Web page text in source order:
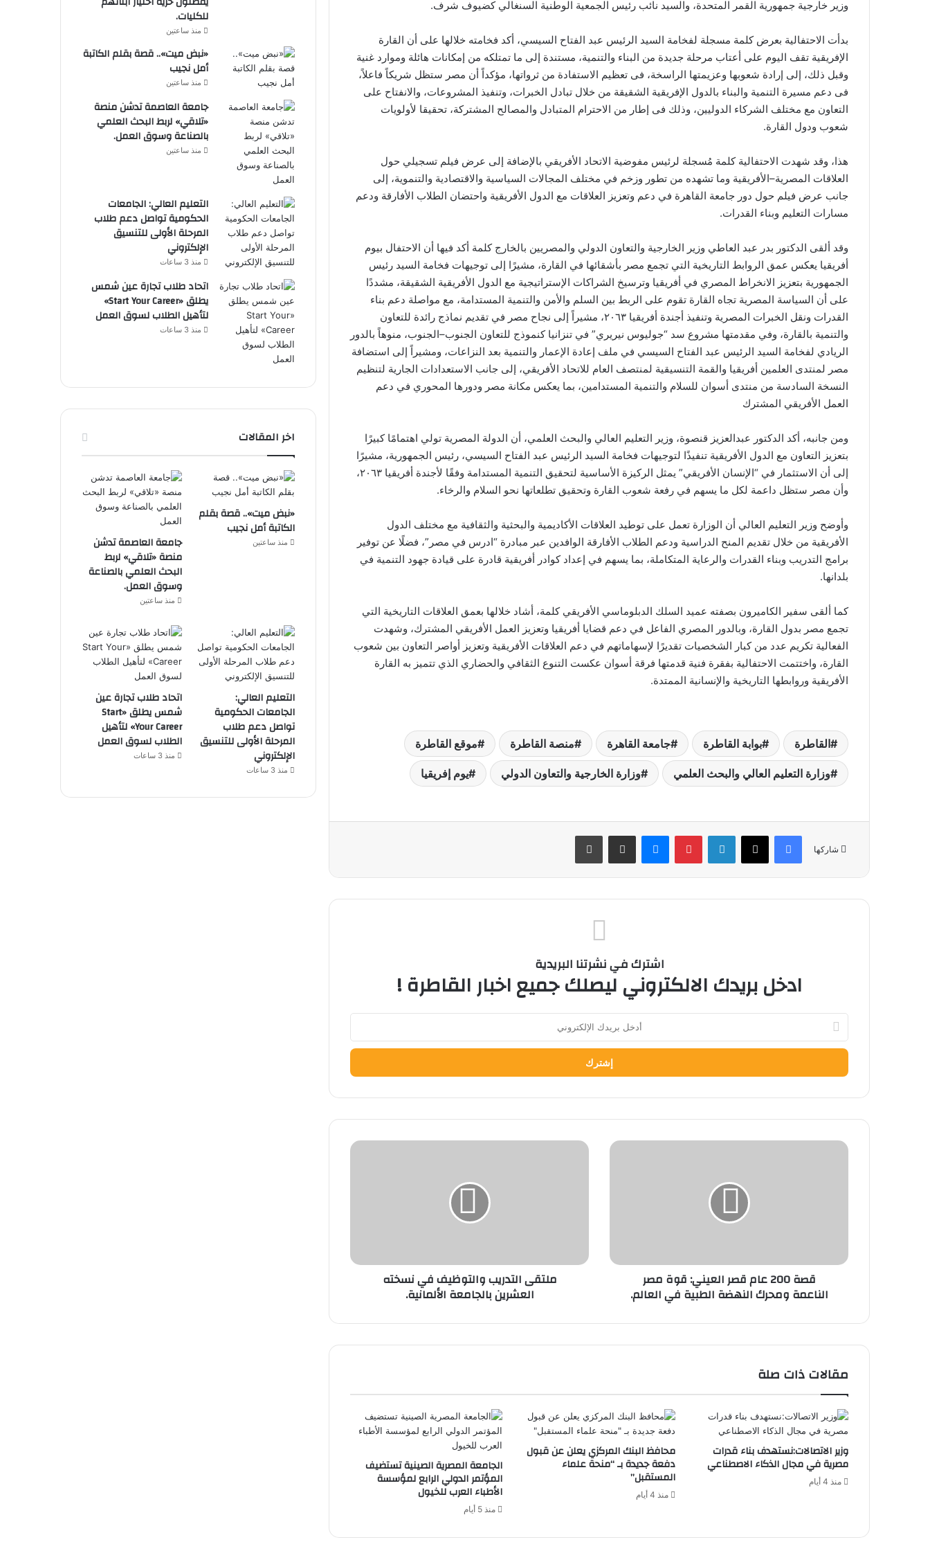
وزير خارجية جمهورية القمر المتحدة، والسيد نائب رئيس الجمعية الوطنية السنغالي كضيوف شرف.
بدأت الاحتفالية بعرض كلمة مسجلة لفخامة السيد الرئيس عبد الفتاح السيسي، أكد فخامته خلالها على أن القارة
الإفريقية تقف اليوم على أعتاب مرحلة جديدة من البناء والتنمية، مستندة إلى ما تمتلكه من إمكانات هائلة وموارد غنية
وقبل ذلك، إلى إرادة شعوبها وعزيمتها الراسخة، فى تعظيم الاستفادة من ثرواتها، مؤكداً أن مصر ستظل شريكاً فاعلاً،
فى دعم مسيرة التنمية والبناء بالدول الإفريقية الشقيقة من خلال تبادل الخبرات، وتنفيذ المشروعات، والانفتاح على
التعاون مع مختلف الشركاء الدوليين، وذلك فى إطار من الاحترام المتبادل والمصالح المشتركة، تحقيقا لأولويات
شعوب ودول القارة.
هذا، وقد شهدت الاحتفالية كلمة مُسجلة لرئيس مفوضية الاتحاد الأفريقي بالإضافة إلى عرض فيلم تسجيلي حول
العلاقات المصرية–الأفريقية وما تشهده من تطور وزخم في مختلف المجالات السياسية والاقتصادية والتنموية، إلى
جانب عرض فيلم حول دور جامعة القاهرة في دعم وتعزيز العلاقات مع الدول الأفريقية واحتضان الطلاب الأفارقة ودعم
مسارات التعليم وبناء القدرات.
وقد ألقى الدكتور بدر عبد العاطي وزير الخارجية والتعاون الدولي والمصريين بالخارج كلمة أكد فيها أن الاحتفال بيوم
أفريقيا يعكس عمق الروابط التاريخية التي تجمع مصر بأشقائها في القارة، مشيرًا إلى توجيهات فخامة السيد رئيس
الجمهورية بتعزيز الانخراط المصري في أفريقيا وترسيخ الشراكات الإستراتيجية مع الدول الأفريقية الشقيقة، مشددًا
على أن السياسة المصرية تجاه القارة تقوم على الربط بين السلم والأمن والتنمية المستدامة، مع مواصلة دعم بناء
القدرات ونقل الخبرات المصرية وتنفيذ أجندة أفريقيا ٢٠٦٣، مشيراً إلى نجاح مصر في تقديم نماذج رائدة للتعاون
والتنمية بالقارة، وفي مقدمتها مشروع سد “جوليوس نيريري” في تنزانيا كنموذج للتعاون الجنوب–الجنوب، منوهاً بالدور
الريادي لفخامة السيد الرئيس عبد الفتاح السيسي في ملف إعادة الإعمار والتنمية بعد النزاعات، ومشيراً إلى استضافة
مصر لمنتدى العلمين أفريقيا والقمة التنسيقية لمنتصف العام للاتحاد الأفريقي، إلى جانب الاستعدادات الجارية لتنظيم
النسخة السادسة من منتدى أسوان للسلام والتنمية المستدامين، بما يعكس مكانة مصر ودورها المحوري في دعم
العمل الأفريقي المشترك
ومن جانبه، أكد الدكتور عبدالعزيز قنصوة، وزير التعليم العالي والبحث العلمي، أن الدولة المصرية تولي اهتمامًا كبيرًا
بتعزيز التعاون مع الدول الأفريقية تنفيذًا لتوجيهات فخامة السيد الرئيس عبد الفتاح السيسي، رئيس الجمهورية، مشيرًا
إلى أن الاستثمار في “الإنسان الأفريقي” يمثل الركيزة الأساسية لتحقيق التنمية المستدامة وفقًا لأجندة أفريقيا ٢٠٦٣،
وأن مصر ستظل داعمة لكل ما يسهم في رفعة شعوب القارة وتحقيق تطلعاتها نحو السلام والرخاء.
وأوضح وزير التعليم العالي أن الوزارة تعمل على توطيد العلاقات الأكاديمية والبحثية والثقافية مع مختلف الدول
الأفريقية من خلال تقديم المنح الدراسية ودعم الطلاب الأفارقة الوافدين عبر مبادرة “ادرس في مصر”، فضلًا عن توفير
برامج التدريب وبناء القدرات والرعاية المتكاملة، بما يسهم في إعداد كوادر أفريقية قادرة على قيادة جهود التنمية في
بلدانها.
كما ألقى سفير الكاميرون بصفته عميد السلك الدبلوماسي الأفريقي كلمة، أشاد خلالها بعمق العلاقات التاريخية التي
تجمع مصر بدول القارة، وبالدور المصري الفاعل في دعم قضايا أفريقيا وتعزيز العمل الأفريقي المشترك، وشهدت
الفعالية تكريم عدد من كبار الشخصيات تقديرًا لإسهاماتهم في دعم العلاقات الأفريقية وتعزيز أواصر التعاون بين شعوب
القارة، واختتمت الاحتفالية بفقرة فنية قدمتها فرقة أسوان عكست التنوع الثقافي والحضاري الذي تتميز به القارة
الأفريقية وروابطها التاريخية والإنسانية الممتدة.
القاطرة بوابة القاطرة جامعة القاهرة منصة القاطرة موقع القاطرة
وزارة التعليم العالي والبحث العلمي وزارة الخارجية والتعاون الدولي يوم إفريقيا
شاركها
فيسبوك ‫X لينكدإن بينتيريستماسنجر مشاركة عبر البريد طباعة
اشترك في نشرتنا البريدية
ادخل بريدك الالكتروني ليصلك جميع اخبار القاطرة !
بريدك
الإلكتروني
قصة
ومحرك
الطبية
العالم.
قصة 200 عام قصر العيني: قوة مصر
الناعمة ومحرك النهضة الطبية في العالم.
ملتقى
ملتقى التدريب والتوظيف في نسخته
العشرين بالجامعة الألمانية.
مقالات ذات صلة
وزير الاتصالات:نستهدف بناء قدرات
مصرية في مجال الذكاء الاصطناعي
منذ 4 أيام
محافظ البنك المركزي يعلن عن قبول
دفعة جديدة بـ “منحة علماء
المستقبل”
منذ 4 أيام
الجامعة المصرية الصينية تستضيف
المؤتمر الدولي الرابع لمؤسسة
الأطباء العرب للخيول
منذ 5 أيام
للكليات.
منذ ساعتين
«نبض ميت».. قصة بقلم الكاتبة
أمل نجيب
منذ ساعتين
جامعة العاصمة تدشن منصة
«تلاقي» لربط البحث العلمي
بالصناعة وسوق العمل.
منذ ساعتين
التعليم العالي: الجامعات
الحكومية تواصل دعم طلاب
المرحلة الأولى للتنسيق
الإلكتروني
منذ 3 ساعات
اتحاد طلاب تجارة عين شمس
يطلق «Start Your Career»
لتأهيل الطلاب لسوق العمل
منذ 3 ساعات
اخر المقالات
«نبض ميت».. قصة بقلم
الكاتبة أمل نجيب
منذ ساعتين
جامعة العاصمة تدشن
منصة «تلاقي» لربط
البحث العلمي بالصناعة
وسوق العمل.
منذ ساعتين
التعليم العالي:
الجامعات الحكومية
تواصل دعم طلاب
المرحلة الأولى للتنسيق
الإلكتروني
منذ 3 ساعات
اتحاد طلاب تجارة عين
شمس يطلق «Start
Your Career» لتأهيل
الطلاب لسوق العمل
منذ 3 ساعات